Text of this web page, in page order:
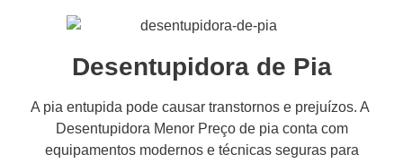
Desentupidora de Pia
A pia entupida pode causar transtornos e prejuízos. A
Desentupidora Menor Preço de pia conta com
equipamentos modernos e técnicas seguras para